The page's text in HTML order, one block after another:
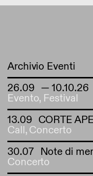
Archivio Eventi
26.09 — 10.10.26
Evento, Festival
13.09 CORTE
Call,Concerto
30.07 Note di
Concerto